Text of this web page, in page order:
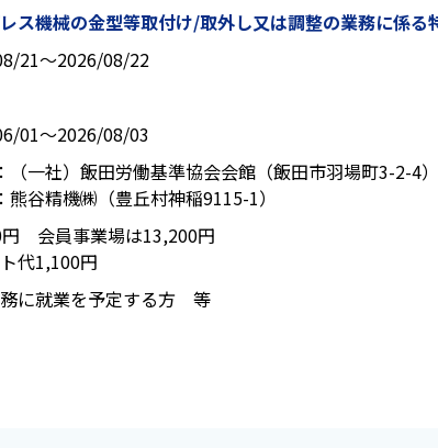
ス機械の金型等取付け/取外し又は調整の業務に係る
21〜2026/08/22
01〜2026/08/03
（一社）飯田労働基準協会会館（飯田市羽場町3-2-4）
熊谷精機㈱（豊丘村神稲9115-1）
会員事業場は13,200円
代1,100円
に就業を予定する方 等